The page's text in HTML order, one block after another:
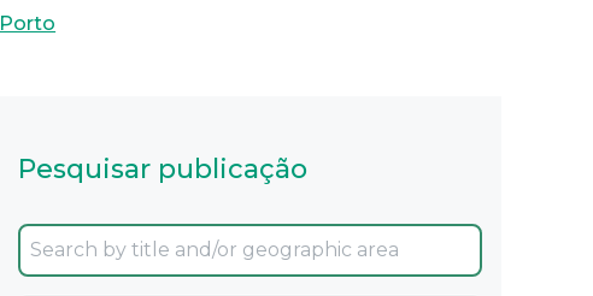
Porto
Pesquisar publicação